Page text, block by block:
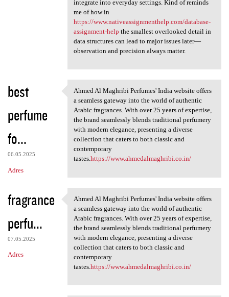
integrate into everyday settings. Kind of reminds
me of how in
https://www.nativeassignmenthelp.com/database-
assignment-help the smallest overlooked detail in
data structures can lead to major issues later—
observation and precision always matter.
best
perfume
fo...
06.05.2025
Adres
Ahmed Al Maghribi Perfumes'
Ahmed Al Maghribi Perfumes' India website offers
a seamless gateway into the world of authentic
Arabic fragrances. With over 25 years of expertise,
the brand seamlessly blends traditional perfumery
with modern elegance, presenting a diverse
collection that caters to both classic and
contemporary
tastes.https://www.ahmedalmaghribi.co.in/
fragrance
perfu...
07.05.2025
Adres
Ahmed Al Maghribi Perfumes'
Ahmed Al Maghribi Perfumes' India website offers
a seamless gateway into the world of authentic
Arabic fragrances. With over 25 years of expertise,
the brand seamlessly blends traditional perfumery
with modern elegance, presenting a diverse
collection that caters to both classic and
contemporary
tastes. https://www.ahmedalmaghribi.co.in/